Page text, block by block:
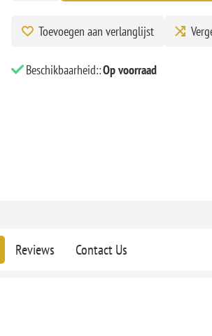
Toevoegen aan verlanglijst
Beschikbaarheid::Op voorraad
Reviews Contact Us